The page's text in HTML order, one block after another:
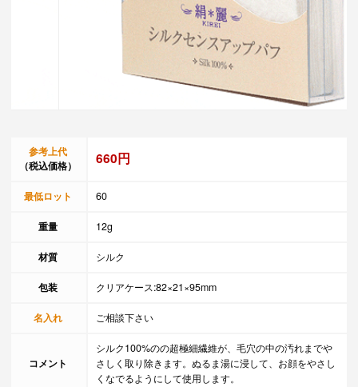
参考上代
（税込価格）
660円
最低ロット 60
重量 12g
材質 シルク
包装 クリアケース:82×21×95mm
名入れ ご相談下さい
コメント
シルク100%のの超極細繊維が、毛穴の中の汚れまでや
さしく取り除きます。ぬるま湯に浸して、お顔をやさし
くなでるようにして使用します。